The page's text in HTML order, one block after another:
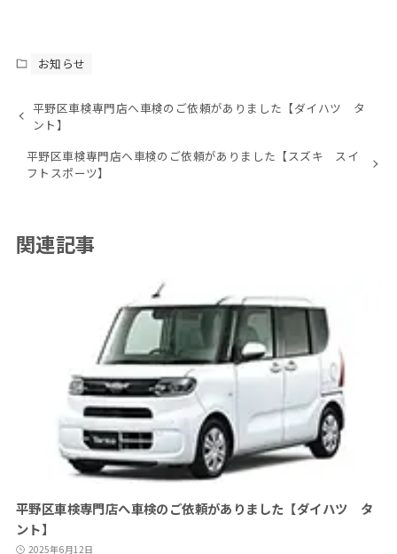
お知らせ
平野区車検専門店へ車検のご依頼がありました【ダイハツ タ
ント】
平野区車検専門店へ車検のご依頼がありました【スズキ スイ
フトスポーツ】
関連記事
平野区車検専門店へ車検のご依頼がありました【ダイハツ タ
ント】
2025年6月12日